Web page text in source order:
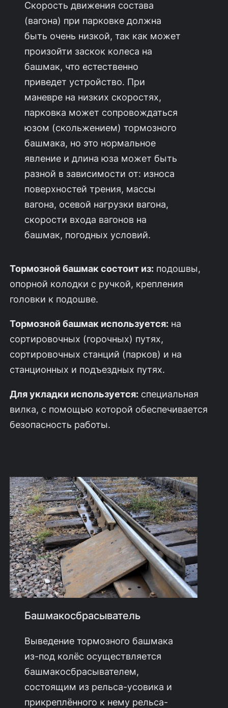
Скорость движения состава
(вагона) при парковке должна
быть очень низкой, так как может
произойти заскок колеса на
башмак, что естественно
приведет устройство. При
маневре на низких скоростях,
парковка может сопровождаться
юзом (скольжением) тормозного
башмака, но это нормальное
явление и длина юза может быть
разной в зависимости от: износа
поверхностей трения, массы
вагона, осевой нагрузки вагона,
скорости входа вагонов на
башмак, погодных условий.
Тормозной башмак состоит из:подошвы,
опорной колодки с ручкой, крепления
головки к подошве.
Тормозной башмак используется:на
сортировочных (горочных) путях,
сортировочных станций (парков) и на
станционных и подъездных путях.
Для укладки используется:специальная
вилка, с помощью которой обеспечивается
безопасность работы.
Башмакосбрасыватель
Выведение тормозного башмака
из-под колёс осуществляется
башмакосбрасывателем,
состоящим из рельса-усовика и
прикреплённого к нему рельса-